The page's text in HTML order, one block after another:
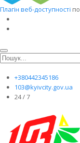
Плагін веб-доступності
+380442345186
103@kyivcity.gov.ua
24 / 7